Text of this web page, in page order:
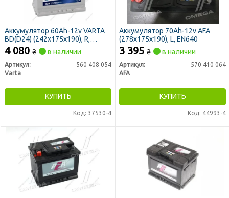
Аккумулятор 60Ah-12v VARTA
BD(D24) (242х175х190), R,
EN540
4 080 ₴ в наличии
Артикул:
560 408 054
Varta
КУПИТЬ
Код: 37530-4
Аккумулятор 70Ah-12v AFA
(278x175x190), L, EN640
3 395 ₴ в наличии
Артикул:
570 410 064
AFA
КУПИТЬ
Код: 44993-4